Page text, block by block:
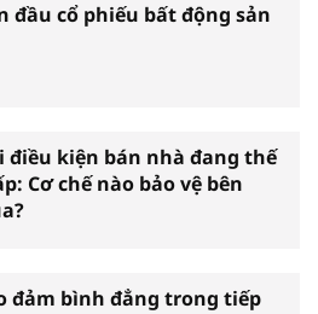
đầu cổ phiếu bất động sản
điều kiện bán nhà đang thế
Cơ chế nào bảo vệ bên
đảm bình đẳng trong tiếp